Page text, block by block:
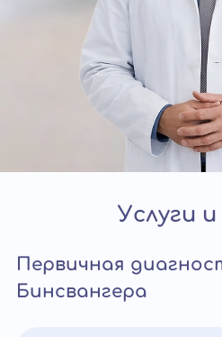
Услуги
Первичная
Бинсвангера